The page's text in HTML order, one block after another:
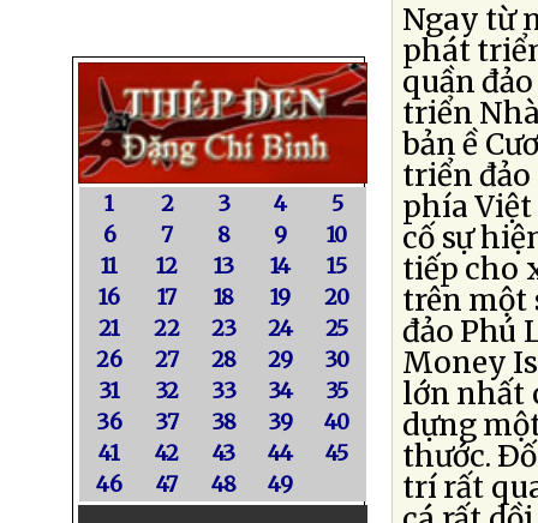
1 2 3 4
5
6
7 8 9
10
11
12 13 14
15
16
17 18 19
20
21
22 23 24
25
26
27 28 29
30
31
32 33 34
35
36
37 38 39
40
41
42 43 44
45
46
47 48 49
Ngay từ
phát
quần
triển
bản ề
triển
phía
cố sự
tiếp cho
trên một
đảo Phú
Money
lớn nhất
dựng
thước.
trí rất